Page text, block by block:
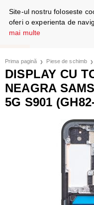
Prima pagină Piese de schimb
DISPLAY CU
NEAGRA
5G S901
Site-ul nostru foloseste
oferi o experienta de
mai multe